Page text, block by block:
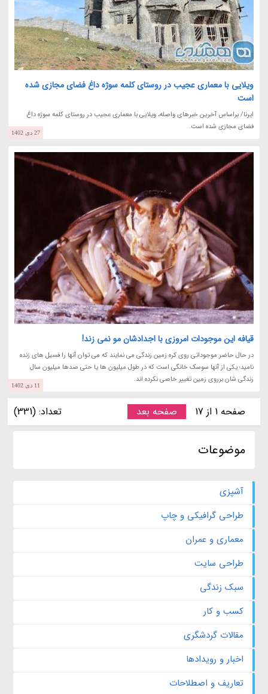
ویلایی با معماری عجیب در روستای کلمه سوژه داغ فضای مجازی شده
است
ایرنا/ براساس آخرین خبرهای واصله، ویلایی با معماری عجیب در روستای کلمه سوژه داغ
فضای مجازی شده است.
27 دی 1402
قیافه این موجودات امروزی با اجدادشان مو نمی زند!
در حال حاضر موجوداتی روی کره زمین زندگی می نمایند که می توان آنها را فسیل های زنده
نامید؛ یکی از آنها سوسک خانگی است که در طول میلیون ها یا حتی صدها میلیون سال
زندگی شان برروی زمین تغییر خاصی نکرده اند.
11 دی 1402
صفحه 1 از 17 صفحه بعد تعداد: (331)
موضوعات
آشپزی
طراحی گرافیکی و چاپ
معماری و عمران
طراحی سایت
سبک زندگی
کسب و کار
مقالات گردشگری
اخبار و رویدادها
تعاریف و اصطلاحات